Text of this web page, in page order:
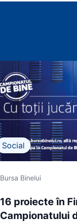
Social
Bursa Binelui
16 proiecte în
Campionatului